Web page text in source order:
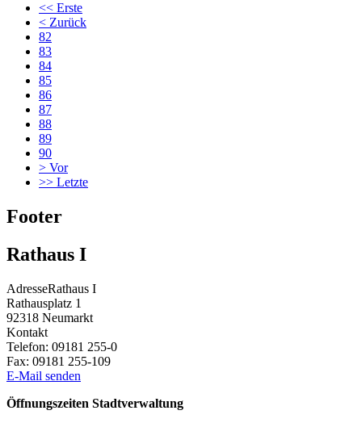
<< Erste
< Zurück
82
83
84
85
86
87
88
89
90
> Vor
>> Letzte
Footer
Rathaus I
AdresseRathaus I
Rathausplatz 1
92318 Neumarkt
Kontakt
Telefon: 09181 255-0
Fax: 09181 255-109
E-Mail senden
Öffnungszeiten Stadtverwaltung